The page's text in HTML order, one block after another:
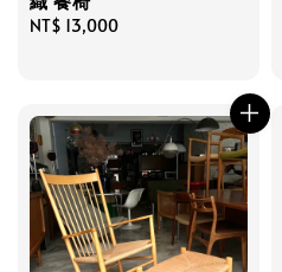
Regular
NT$ 13,000